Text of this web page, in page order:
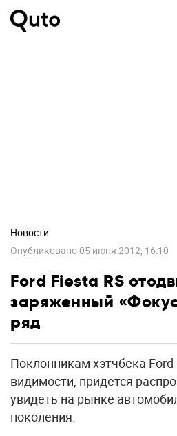
Новости
Опубликовано 05 июня 2012, 16:10
Ford Fiesta RS
заряженный
ряд
Поклонникам хэтчбека Ford
видимости, придется
увидеть на рынке
поколения.